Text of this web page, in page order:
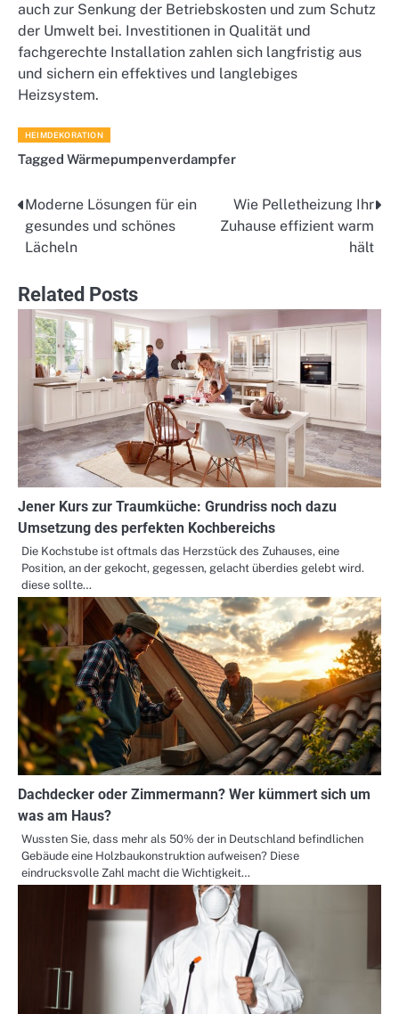
auch zur Senkung der Betriebskosten und zum Schutz
der Umwelt bei. Investitionen in Qualität und
fachgerechte Installation zahlen sich langfristig aus
und sichern ein effektives und langlebiges
Heizsystem.
HEIMDEKORATION
Tagged Wärmepumpenverdampfer
Post
navigation
Moderne Lösungen für ein
gesundes und schönes
Lächeln
Wie Pelletheizung Ihr
Zuhause effizient warm
hält
Related Posts
Jener Kurs zur Traumküche: Grundriss noch dazu
Umsetzung des perfekten Kochbereichs
Die Kochstube ist oftmals das Herzstück des Zuhauses, eine
Position, an der gekocht, gegessen, gelacht überdies gelebt wird.
diese sollte…
Dachdecker oder Zimmermann? Wer kümmert sich um
was am Haus?
Wussten Sie, dass mehr als 50% der in Deutschland befindlichen
Gebäude eine Holzbaukonstruktion aufweisen? Diese
eindrucksvolle Zahl macht die Wichtigkeit…